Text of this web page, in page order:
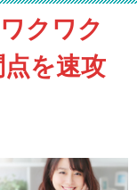
クワク
を速攻